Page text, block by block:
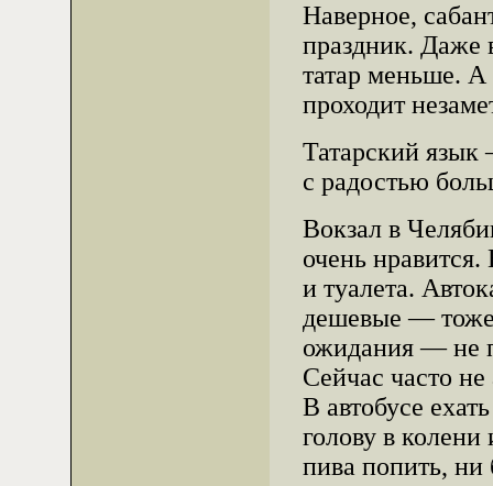
Наверное,
праздник. Даже
татар меньше. А
проходит
Татарский язык
с радостью
Вокзал в
очень
и туалета.
дешевые —
ожидания — не
Сейчас часто
В автобусе
голову в
пива попить, ни